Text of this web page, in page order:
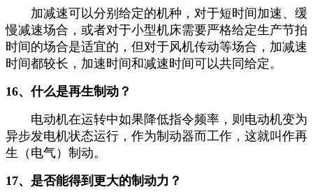
加减速可以分别给定的机种，对于短时间加速、缓
慢减速场合，或者对于小型机床需要严格给定生产节拍
时间的场合是适宜的，但对于风机传动等场合，加减速
时间都较长，加速时间和减速时间可以共同给定。
16、什么是再生制动？
电动机在运转中如果降低指令频率，则电动机变为
异步发电机状态运行，作为制动器而工作，这就叫作再
生（电气）制动。
17、是否能得到更大的制动力？